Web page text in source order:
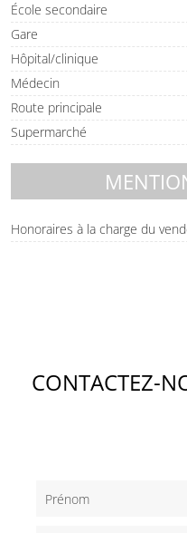
École secondaire
Gare
Hôpital/clinique
Médecin
Route principale
Supermarché
Honoraires à la charge du
CONTACTEZ-